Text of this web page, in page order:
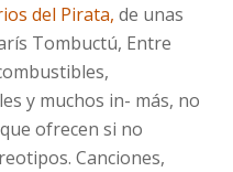
del Pirata, de unas
Tombuctú, Entre
y muchos in- más, no
ofrecen si no
Canciones,